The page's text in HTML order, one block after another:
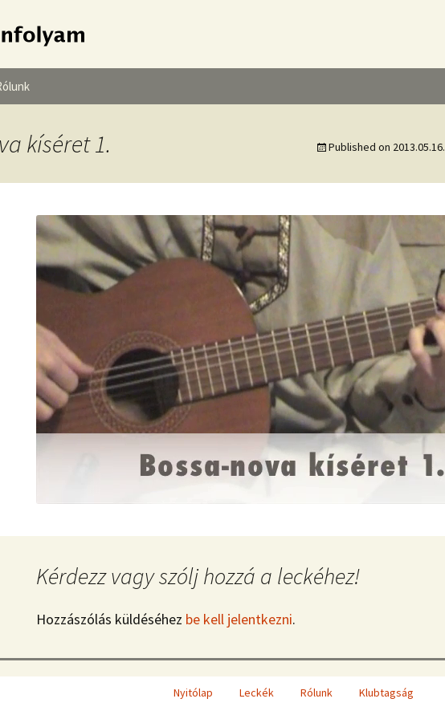
kíséret 1. Published on 2013.05.16.
Kérdezz vagy szólj hozzá a leckéhez!
Hozzászólás küldéséhez be kell jelentkezni.
Nyitólap Leckék Rólunk Klubtagság